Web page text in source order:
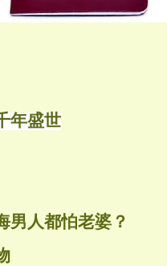
年盛世
男人都怕老婆？